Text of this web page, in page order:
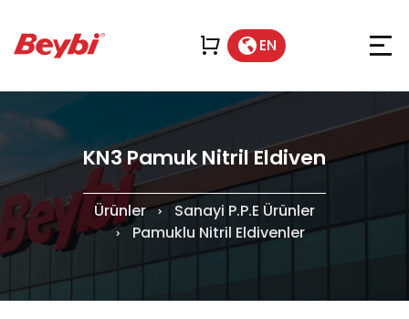
EN
KN3 Pamuk Nitril Eldiven
Ürünler
Sanayi P.P.E Ürünler
Pamuklu Nitril Eldivenler